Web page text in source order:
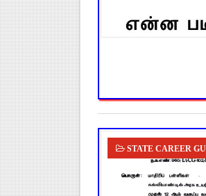
STATE CAREER